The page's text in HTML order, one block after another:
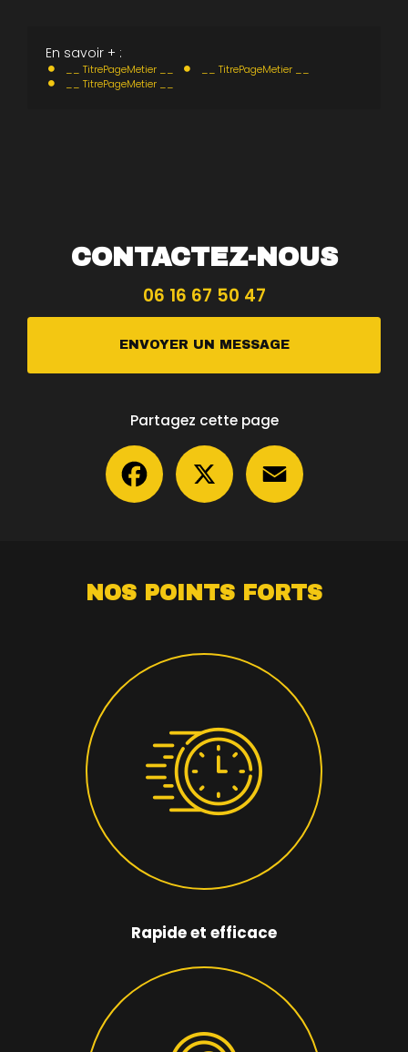
En savoir + :
__ TitrePageMetier __
__ TitrePageMetier __
__ TitrePageMetier __
CONTACTEZ-NOUS
06 16 67 50 47
ENVOYER UN MESSAGE
Partagez cette page
Facebook
NOS POINTS FORTS
Rapide et efficace